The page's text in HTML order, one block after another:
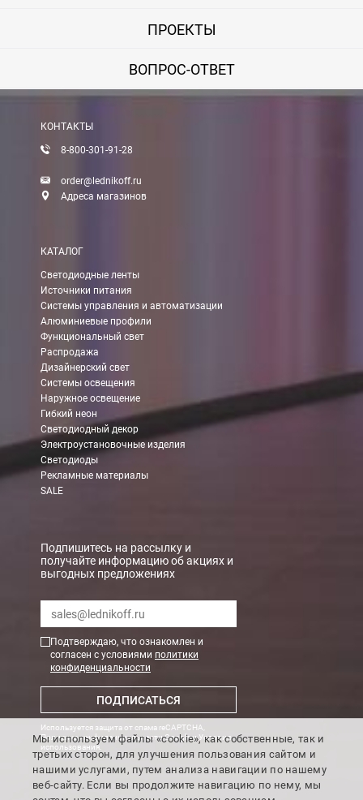
Вы можете оплатить заказ по выставленному счету в любом
Доставка:
Вы можете самостоятельно забрать заказ в одном из наших
В Москве (внутри МКАД)
БЕСПЛАТНАЯ доставка при сумме заказа от 7000 руб.
При заказе менее 7000 руб. стоимость доставки 750 руб.
В Москве и МО (за МКАД)
При заказе от 7000 руб. стоимость доставки равна 30 руб.
При заказе менее 7000 руб. стоимость доставки 750 руб. +
В Санкт-Петербурге
При заказе менее 7000 руб. стоимость доставки
Мы можем доставить ваши заказы сервисом компании
Транспортные компании
Доставка до ТК от 7000 руб. БЕСПЛАТНО.
При заказе менее 7000 руб. стоимость доставки до ТК 750 руб.
Стоимость доставки ТК до Вашего пункта назначения Вы
Подробнее обоплате и доставке
ПРОЕКТЫ
ВОПРОС-ОТВЕТ
КОНТАКТЫ
8-800-301-91-28
order@lednikoff.ru
Адреса магазинов
КАТАЛОГ
Светодиодные ленты
Источники питания
Системы управления и автоматизации
Алюминиевые профили
Функциональный свет
Распродажа
Дизайнерский свет
Системы освещения
Наружное освещение
Гибкий неон
Светодиодный декор
Электроустановочные изделия
Светодиоды
Рекламные материалы
SALE
Подпишитесь на рассылку и
получайте информацию об акциях и
выгодных предложениях
Подтверждаю, что ознакомлен и
согласен с условиями политики
конфиденциальности
ПОДПИСАТЬСЯ
Используется защита от спама reCAPTCHA,
Политика конфиденциальности GoogleиУсловия
использования
Мы используем файлы «cookie», как собственные, так и
третьих сторон, для улучшения пользования сайтом и
нашими услугами, путем анализа навигации по нашему
веб-сайту. Если вы продолжите навигацию по нему, мы